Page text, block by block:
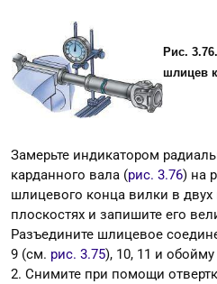
Рис.
шлицев
Замерьте индикатором
карданного вала (рис. 3.76) на
шлицевого конца вилки в
плоскостях и запишите его
Разъедините шлицевое
9 (см. рис. 3.75), 10, 11 и обойму
2. Снимите при помощи